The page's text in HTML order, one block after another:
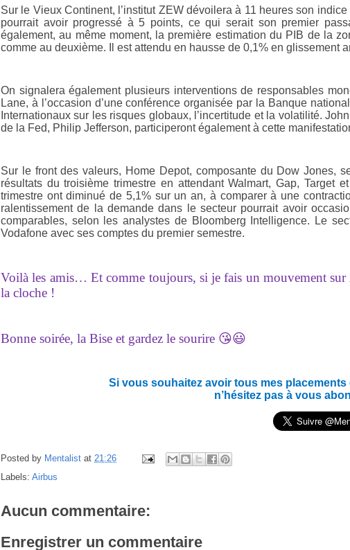
Sur le Vieux Continent, l’institut ZEW dévoilera à 11 heures son
pourrait avoir progressé à 5 points, ce qui serait son premier
également, au même moment, la première estimation du PIB de la
comme au deuxième. Il est attendu en hausse de 0,1% en glissement
On signalera également plusieurs interventions de responsables
Lane, à l’occasion d’une conférence organisée par la Banque
Internationaux sur les risques globaux, l’incertitude et la volatilité.
de la Fed, Philip Jefferson, participeront également à cette
Sur le front des valeurs, Home Depot, composante du Dow Jones,
résultats du troisième trimestre en attendant Walmart, Gap, Target
trimestre ont diminué de 5,1% sur un an, à comparer à une
ralentissement de la demande dans le secteur pourrait avoir
comparables, selon les analystes de Bloomberg Intelligence. Le
Vodafone avec ses comptes du premier semestre.
Voilà les amis… Et comme toujours, si je fais un mouvement
la cloche !
Bonne soirée, la Bise et gardez le sourire 😘😃
Si vous souhaitez avoir tous mes
n’hésitez pas à vous
Posted by Mentalist at 21:26
Labels: Airbus
Aucun commentaire:
Enregistrer un commentaire